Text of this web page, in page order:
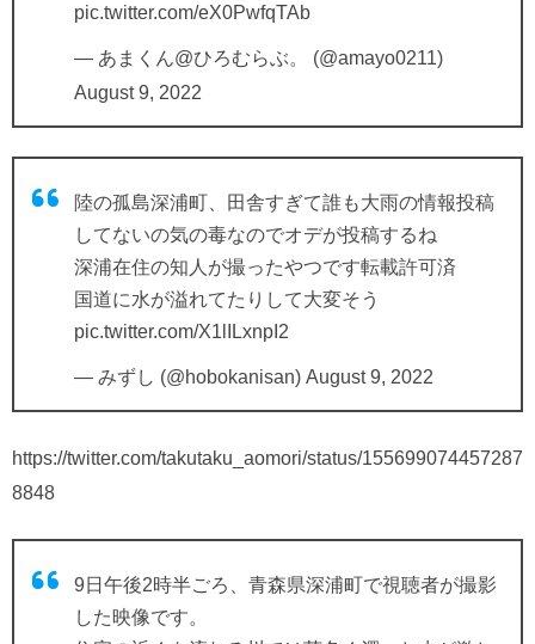
pic.twitter.com/eX0PwfqTAb
— あまくん@ひろむらぶ。 (@amayo0211)
August 9, 2022
陸の孤島深浦町、田舎すぎて誰も大雨の情報投稿
してないの気の毒なのでオデが投稿するね
深浦在住の知人が撮ったやつです転載許可済
国道に水が溢れてたりして大変そう
pic.twitter.com/X1lILxnpI2
— みずし (@hobokanisan) August 9, 2022
https://twitter.com/takutaku_aomori/status/155699074457287
8848
9日午後2時半ごろ、青森県深浦町で視聴者が撮影
した映像です。